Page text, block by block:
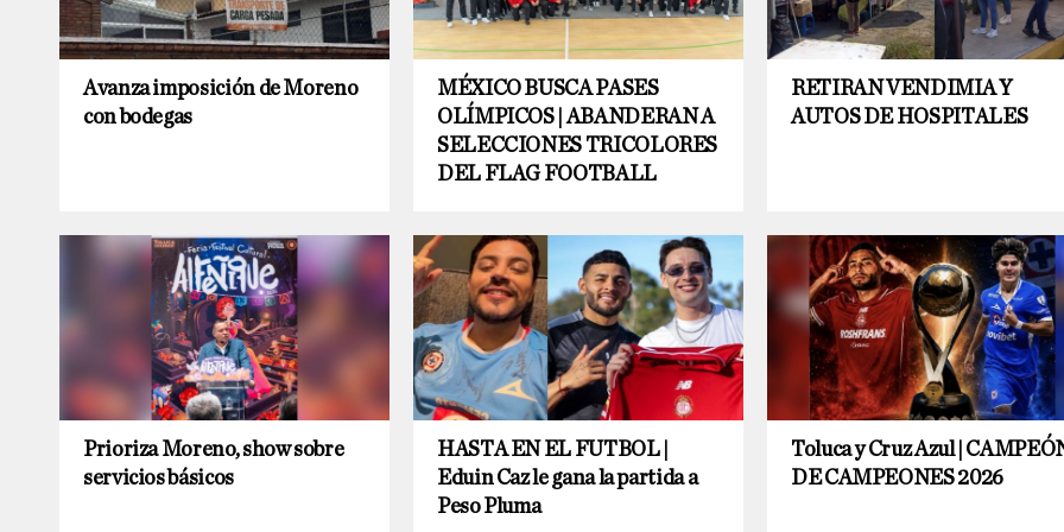
Avanza imposición de Moreno
con bodegas
MÉXICO BUSCA PASES
OLÍMPICOS | ABANDERAN A
SELECCIONES TRICOLORES
DEL FLAG FOOTBALL
RETIRAN VENDIMIA Y
AUTOS DE HOSPITALES
Prioriza Moreno, show sobre
servicios básicos
HASTA EN EL FUTBOL |
Eduin Caz le gana la partida a
Peso Pluma
Toluca y Cruz Azul |
DE CAMPEONES 2026